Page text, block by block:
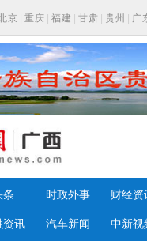
京 重庆 福建 甘肃 贵州 广
条 时政外事 财经资
资讯 汽车新闻 中新视